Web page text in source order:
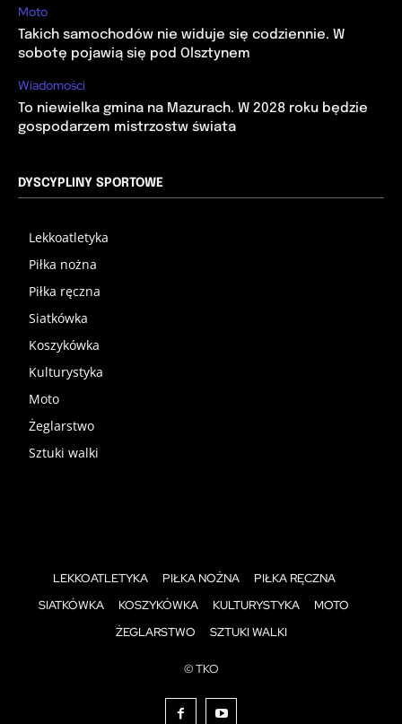
Moto
Takich samochodów nie widuje się codziennie. W
sobotę pojawią się pod Olsztynem
Wiadomości
To niewielka gmina na Mazurach. W 2028 roku będzie
gospodarzem mistrzostw świata
DYSCYPLINY SPORTOWE
Lekkoatletyka
Piłka nożna
Piłka ręczna
Siatkówka
Koszykówka
Kulturystyka
Moto
Żeglarstwo
Sztuki walki
LEKKOATLETYKA PIŁKA NOŻNA
PIŁKA RĘCZNA
SIATKÓWKA
KOSZYKÓWKA KULTURYSTYKA
MOTO
ŻEGLARSTWO
SZTUKI WALKI
© TKO